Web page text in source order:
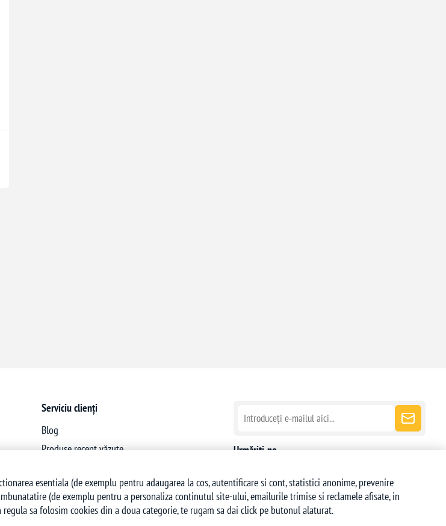
Serviciu clienți
Blog
Produse recent văzute
Urmăriți-ne
esentiala (de exemplu pentru adaugarea la cos, autentificare si cont, statistici anonime, prevenire
(de exemplu pentru a personaliza continutul site-ului, emailurile trimise si reclamele afisate, in
sa folosim cookies din a doua categorie, te rugam sa dai click pe butonul alaturat.